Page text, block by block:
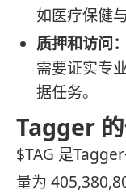
如医疗保健
质押和访问：
需要证实专
据任务。
Tagger
$TAG 是
量为